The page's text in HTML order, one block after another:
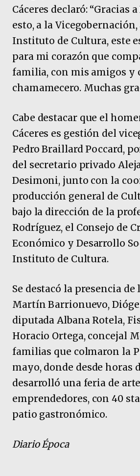
Cáceres declaró: “Gracias
esto, a la Vicegobernación,
Instituto de Cultura, este
para mi corazón que
familia, con mis amigos y
chamamecero. Muchas
Cabe destacar que el
Cáceres es gestión del
Pedro Braillard Poccard,
del secretario privado
Desimoni, junto con la
producción general de
bajo la dirección de la
Rodríguez, el Consejo de
Económico y Desarrollo
Instituto de Cultura.
Se destacó la presencia de
Martín Barrionuevo,
diputada Albana Rotela,
Horacio Ortega, concejal
familias que colmaron la
mayo, donde desde horas
desarrolló una feria de
emprendedores, con 40
patio gastronómico.
Diario Época